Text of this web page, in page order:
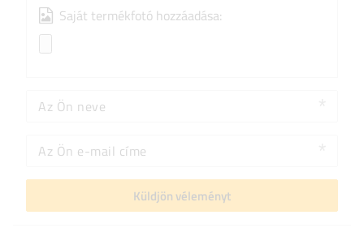
Saját termékfotó hozzáadása:
Az Ön neve
Az Ön e-mail címe
Küldjön véleményt